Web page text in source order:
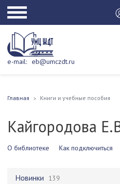
e-mail: eb@umczdt.ru
Главная Книги и учебные пособия
Кайгородова
О библиотеке Как подключиться
Новинки 139